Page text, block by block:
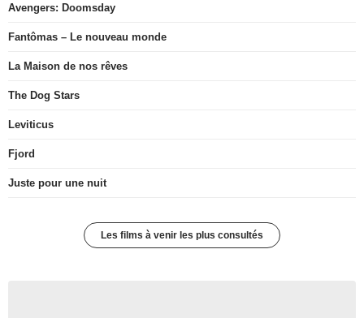
Avengers: Doomsday
Fantômas – Le nouveau monde
La Maison de nos rêves
The Dog Stars
Leviticus
Fjord
Juste pour une nuit
Les films à venir les plus consultés